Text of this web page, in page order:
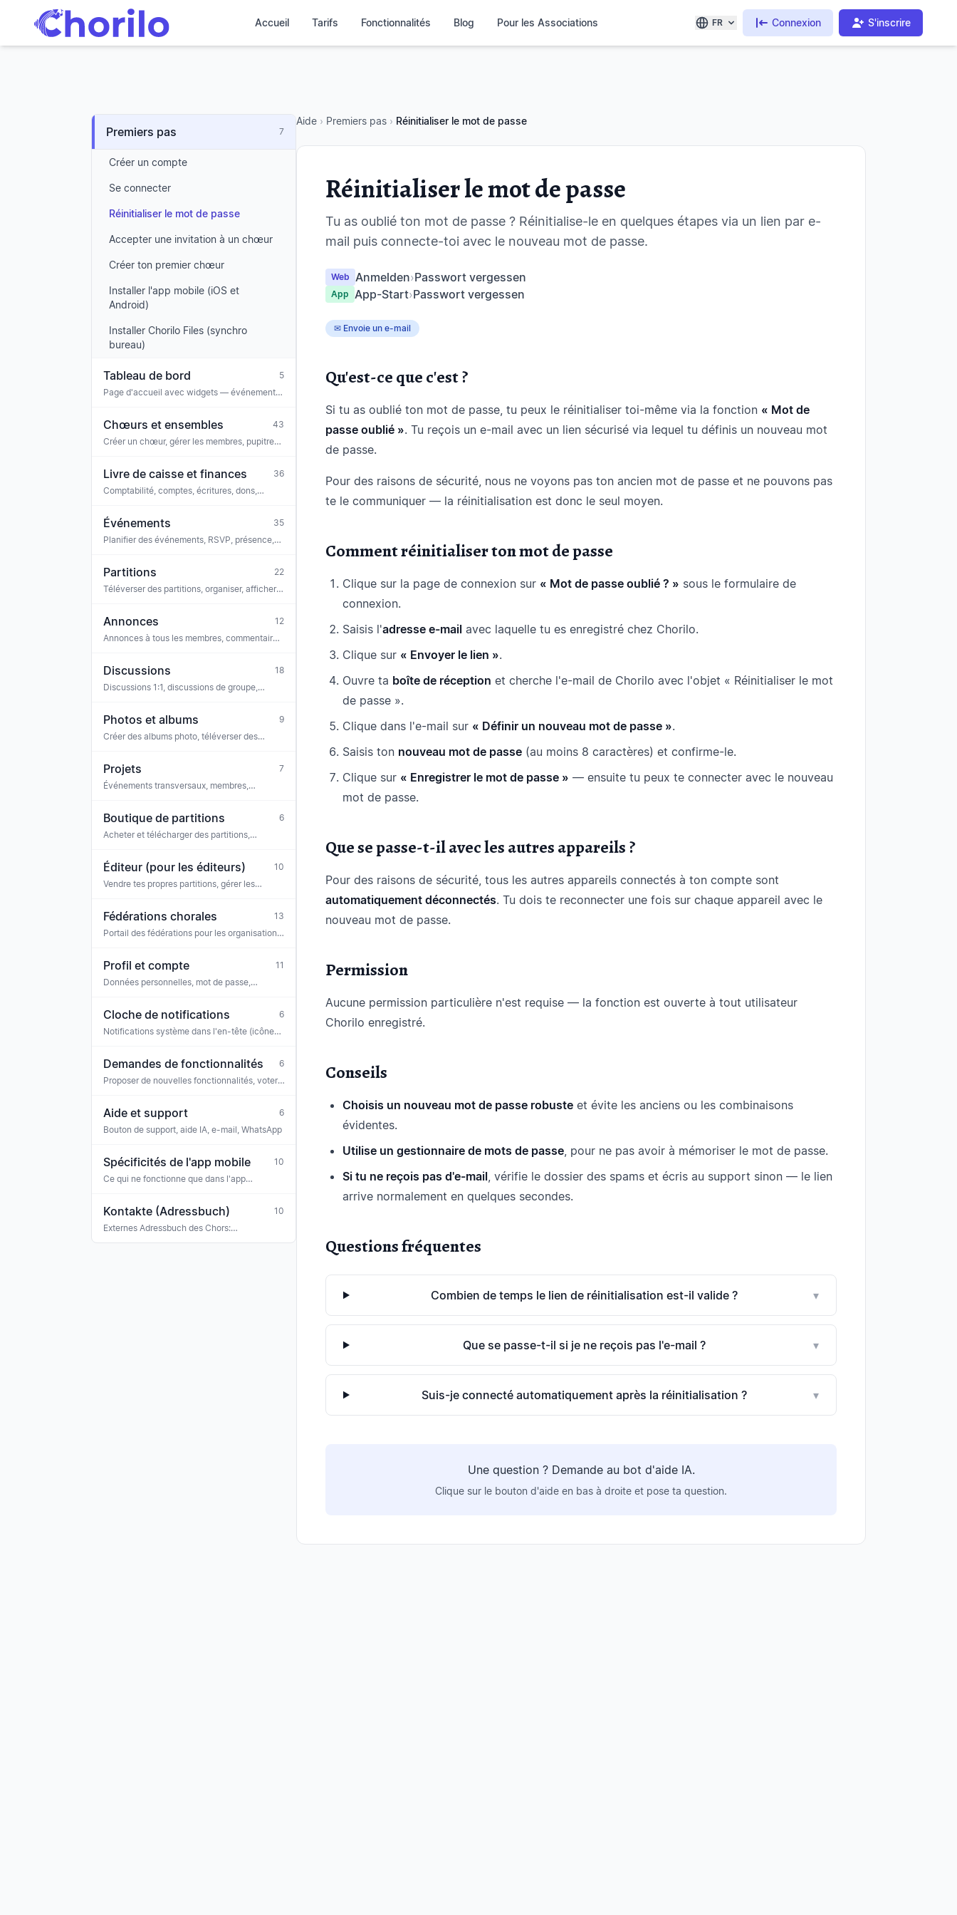
Accueil Tarifs Fonctionnalités Blog Pour les Associations FR Connexion S'inscrire
Premiers pas 7
Créer un compte
Se connecter
Réinitialiser le mot de passe
Accepter une invitation à un chœur
Créer ton premier chœur
Installer l'app mobile (iOS et
Android)
Installer Chorilo Files (synchro
bureau)
Tableau de bord
5
Page d'accueil avec widgets — événements,
Chœurs et ensembles
43
Créer un chœur, gérer les membres, pupitres,
Livre de caisse et finances
36
Comptabilité, comptes, écritures, dons,
Événements
35
Planifier des événements, RSVP, présence,
Partitions
22
Téléverser des partitions, organiser, afficher,
Annonces
12
Annonces à tous les membres, commentaires,
Discussions
18
Discussions 1:1, discussions de groupe,
Photos et albums
9
Créer des albums photo, téléverser des
Projets
7
Événements transversaux, membres,
Boutique de partitions
6
Acheter et télécharger des partitions,
Éditeur (pour les éditeurs)
10
Vendre tes propres partitions, gérer les
Fédérations chorales
13
Portail des fédérations pour les organisations
Profil et compte
11
Données personnelles, mot de passe,
Cloche de notifications
6
Notifications système dans l'en-tête (icône
Demandes de fonctionnalités
6
Proposer de nouvelles fonctionnalités, voter,
Aide et support
6
Bouton de support, aide IA, e-mail, WhatsApp
Spécificités de l'app mobile
10
Ce qui ne fonctionne que dans l'app
Kontakte (Adressbuch)
10
Externes Adressbuch des Chors:
Aide › Premiers pas › Réinitialiser le mot de passe
Réinitialiser le mot de passe
Tu as oublié ton mot de passe ? Réinitialise-le en quelques étapes via un lien par e-
mail puis connecte-toi avec le nouveau mot de passe.
Web Anmelden›Passwort vergessen
App App-Start›Passwort vergessen
✉ Envoie un e-mail
Qu'est-ce que c'est ?
Si tu as oublié ton mot de passe, tu peux le réinitialiser toi-même via la fonction « Mot de
passe oublié ». Tu reçois un e-mail avec un lien sécurisé via lequel tu définis un nouveau mot
de passe.
Pour des raisons de sécurité, nous ne voyons pas ton ancien mot de passe et ne pouvons pas
te le communiquer — la réinitialisation est donc le seul moyen.
Comment réinitialiser ton mot de passe
Clique sur la page de connexion sur « Mot de passe oublié ? » sous le formulaire de
connexion.
Saisis l'adresse e-mail avec laquelle tu es enregistré chez Chorilo.
Clique sur « Envoyer le lien ».
Ouvre ta boîte de réception et cherche l'e-mail de Chorilo avec l'objet « Réinitialiser le mot
de passe ».
Clique dans l'e-mail sur « Définir un nouveau mot de passe ».
Saisis ton nouveau mot de passe (au moins 8 caractères) et confirme-le.
Clique sur « Enregistrer le mot de passe » — ensuite tu peux te connecter avec le nouveau
mot de passe.
Que se passe-t-il avec les autres appareils ?
Pour des raisons de sécurité, tous les autres appareils connectés à ton compte sont
automatiquement déconnectés. Tu dois te reconnecter une fois sur chaque appareil avec le
nouveau mot de passe.
Permission
Aucune permission particulière n'est requise — la fonction est ouverte à tout utilisateur
Chorilo enregistré.
Conseils
Choisis un nouveau mot de passe robuste et évite les anciens ou les combinaisons
évidentes.
Utilise un gestionnaire de mots de passe, pour ne pas avoir à mémoriser le mot de passe.
Si tu ne reçois pas d'e-mail, vérifie le dossier des spams et écris au support sinon — le lien
arrive normalement en quelques secondes.
Questions fréquentes
Combien de temps le lien de réinitialisation est-il valide ? ▾
Que se passe-t-il si je ne reçois pas l'e-mail ? ▾
Suis-je connecté automatiquement après la réinitialisation ? ▾
Une question ? Demande au bot d'aide IA.
Clique sur le bouton d'aide en bas à droite et pose ta question.